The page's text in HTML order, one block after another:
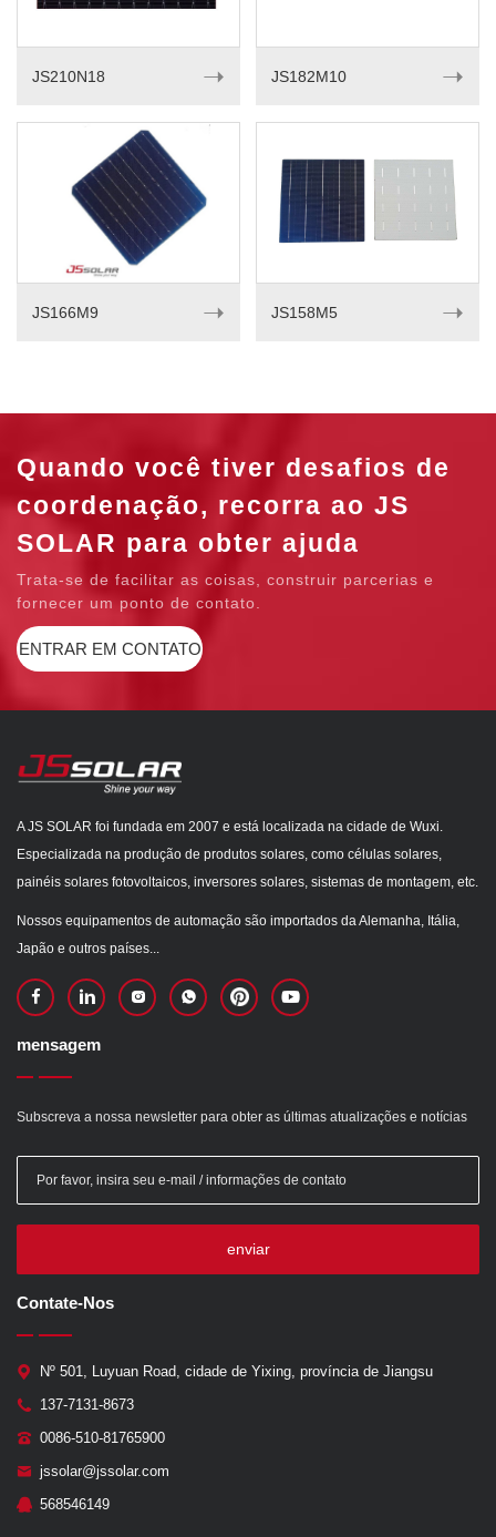
JS210N18 ➝ JS182M10 ➝
JS166M9 ➝ JS158M5 ➝
Quando você tiver desafios de
coordenação, recorra ao JS
SOLAR para obter ajuda
Trata-se de facilitar as coisas, construir parcerias e
fornecer um ponto de contato.
ENTRAR EM CONTATO
A JS SOLAR foi fundada em 2007 e está localizada na cidade de Wuxi.
Especializada na produção de produtos solares, como células solares,
painéis solares fotovoltaicos, inversores solares, sistemas de montagem, etc.
Nossos equipamentos de automação são importados da Alemanha, Itália,
Japão e outros países...
mensagem
Subscreva a nossa newsletter para obter as últimas atualizações e notícias
enviar
Contate-Nos
Nº 501, Luyuan Road, cidade de Yixing, província de Jiangsu
137-7131-8673
0086-510-81765900
jssolar@jssolar.com
568546149